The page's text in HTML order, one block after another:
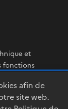
afin de
site web.
et
fonctions